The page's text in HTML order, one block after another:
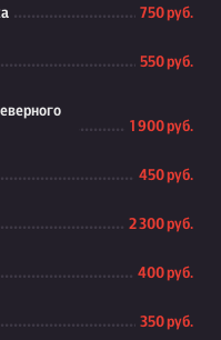
750 руб.
550 руб.
1 900 руб.
450 руб.
2 300 руб.
400 руб.
350 руб.